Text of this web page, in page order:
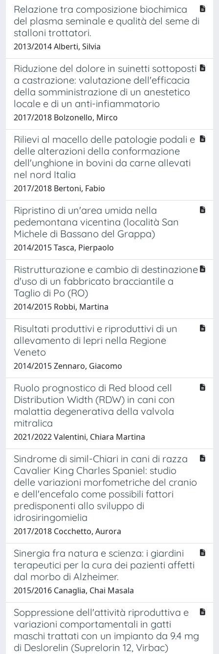
Relazione tra composizione biochimica
del plasma seminale e qualità del seme di
stalloni trottatori.
2013/2014 Alberti, Silvia
Riduzione del dolore in suinetti sottoposti
a castrazione: valutazione dell'efficacia
della somministrazione di un anestetico
locale e di un anti-infiammatorio
2017/2018 Bolzonello, Mirco
Rilievi al macello delle patologie podali e
delle alterazioni della conformazione
dell'unghione in bovini da carne allevati
nel nord Italia
2017/2018 Bertoni, Fabio
Ripristino di un'area umida nella
pedemontana vicentina (località San
Michele di Bassano del Grappa)
2014/2015 Tasca, Pierpaolo
Ristrutturazione e cambio di destinazione
d'uso di un fabbricato bracciantile a
Taglio di Po (RO)
2014/2015 Robbi, Martina
Risultati produttivi e riproduttivi di un
allevamento di lepri nella Regione
Veneto
2014/2015 Zennaro, Giacomo
Ruolo prognostico di Red blood cell
Distribution Width (RDW) in cani con
malattia degenerativa della valvola
mitralica
2021/2022 Valentini, Chiara Martina
Sindrome di simil-Chiari in cani di razza
Cavalier King Charles Spaniel: studio
delle variazioni morfometriche del cranio
e dell'encefalo come possibili fattori
predisponenti allo sviluppo di
idrosiringomielia
2017/2018 Cocchetto, Aurora
Sinergia fra natura e scienza: i giardini
terapeutici per la cura dei pazienti affetti
dal morbo di Alzheimer.
2015/2016 Canaglia, Chai Masala
Soppressione dell'attività riproduttiva e
variazioni comportamentali in gatti
maschi trattati con un impianto da 9.4 mg
di Deslorelin (Suprelorin 12, Virbac)